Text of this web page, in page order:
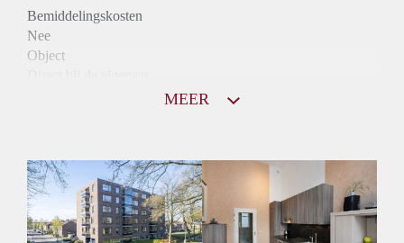
Bemiddelingskosten
Nee
Object
Huurtoeslag
Niet mogelijk
Inkomen eis
3,0 X Maandhuur Bruto
MEER